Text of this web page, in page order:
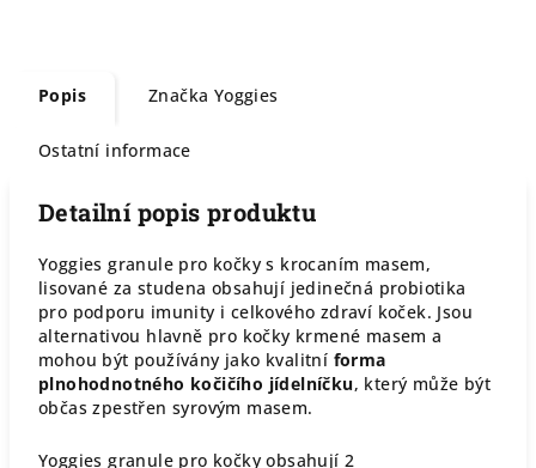
Popis Značka Yoggies
Ostatní informace
Detailní popis produktu
Yoggies granule pro kočky s krocaním masem,
lisované za studena obsahují jedinečná probiotika
pro podporu imunity i celkového zdraví koček. Jsou
alternativou hlavně pro kočky krmené masem a
mohou být používány jako kvalitní forma
plnohodnotného kočičího jídelníčku, který může být
občas zpestřen syrovým masem.
Yoggies granule pro kočky obsahují 2